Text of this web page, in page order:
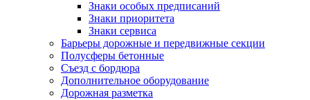
Знаки особых предписаний
Знаки приоритета
Знаки сервиса
Барьеры дорожные и передвижные секции
Полусферы бетонные
Съезд с бордюра
Дополнительное оборудование
Дорожная разметка